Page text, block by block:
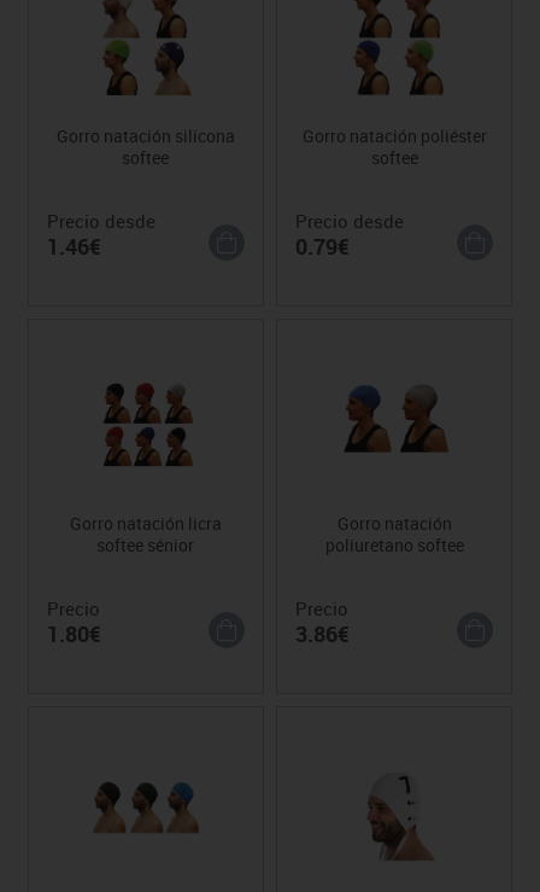
Gorro natación silicona
softee
Precio desde
1.46€
Gorro natación poliéster
softee
Precio desde
0.79€
Gorro natación licra
softee sénior
Precio
1.80€
Gorro natación
poliuretano softee
Precio
3.86€